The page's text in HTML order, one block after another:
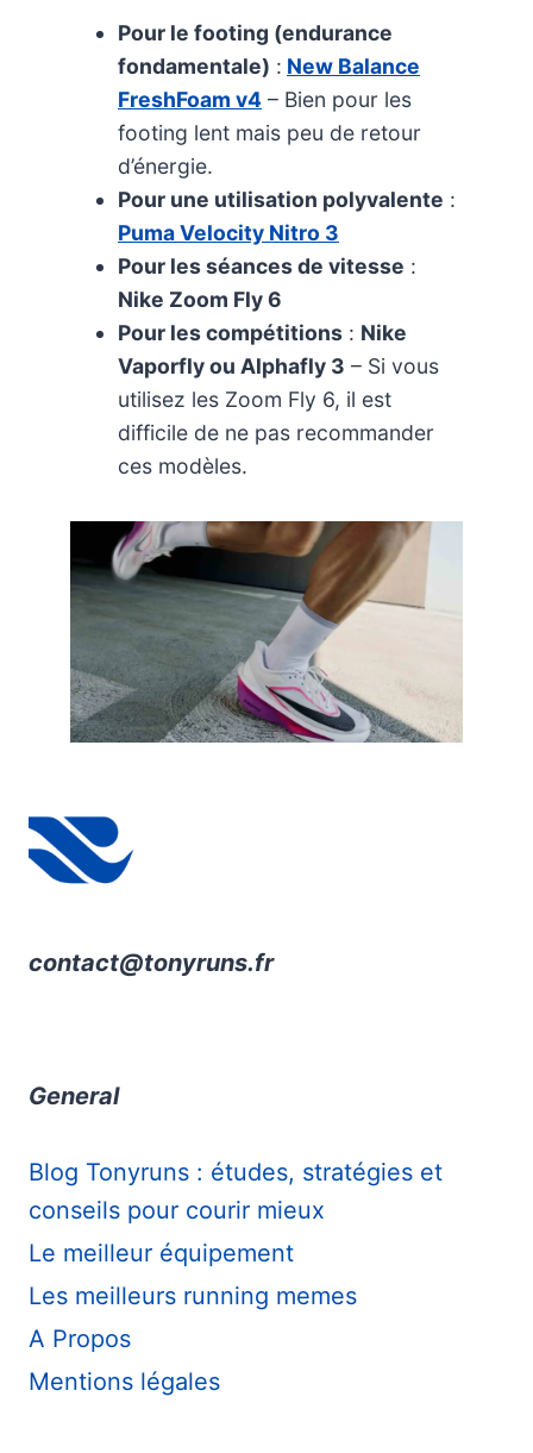
Pour le footing (endurance
fondamentale) : New Balance
FreshFoam v4 – Bien pour les
footing lent mais peu de retour
d’énergie.
Pour une utilisation polyvalente :
Puma Velocity Nitro 3
Pour les séances de vitesse :
Nike Zoom Fly 6
Pour les compétitions : Nike
Vaporfly ou Alphafly 3 – Si vous
utilisez les Zoom Fly 6, il est
difficile de ne pas recommander
ces modèles.
contact@tonyruns.fr
General
Blog Tonyruns : études, stratégies et
conseils pour courir mieux
Le meilleur équipement
Les meilleurs running memes
A Propos
Mentions légales